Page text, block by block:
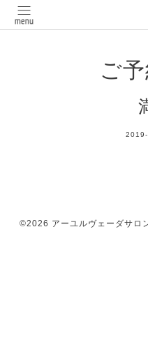
ご
©2026 アーユルヴェーダサ